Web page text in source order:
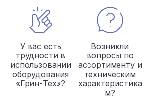
У вас есть
трудности в
использовании
оборудования
«Грин-Тех»?
Возникли
вопросы по
ассортименту и
техническим
характеристика
м?